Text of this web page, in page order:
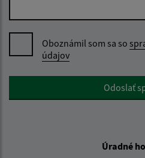
Oboznámil som sa so
údajov
Google reCaptcha ResponseOdoslať
Úradné